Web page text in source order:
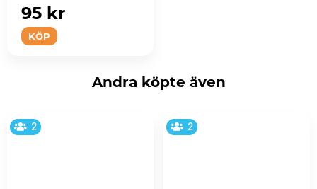
KÖP
95 kr
Andra köpte även
2 2